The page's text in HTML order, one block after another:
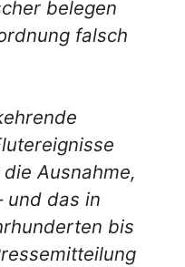
belegen
falsch
Ausnahme,
und das in
bis